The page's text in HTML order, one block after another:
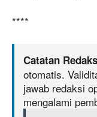
****
Catatan
otomatis.
jawab redaksi
mengalami